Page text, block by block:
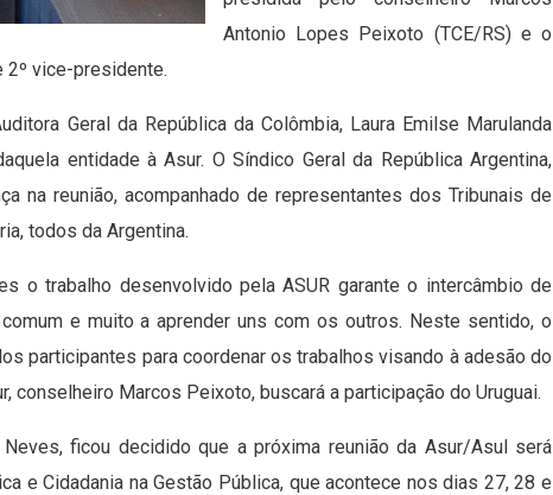
Antonio Lopes Peixoto (TCE/RS) e o
2º vice-presidente.
Geral da República da Colômbia, Laura Emilse Marulanda
entidade à Asur. O Síndico Geral da República Argentina,
na reunião, acompanhado de representantes dos Tribunais de
todos da Argentina.
o trabalho desenvolvido pela ASUR garante o intercâmbio de
e muito a aprender uns com os outros. Neste sentido, o
participantes para coordenar os trabalhos visando à adesão do
conselheiro Marcos Peixoto, buscará a participação do Uruguai.
ficou decidido que a próxima reunião da Asur/Asul será
e Cidadania na Gestão Pública, que acontece nos dias 27, 28 e